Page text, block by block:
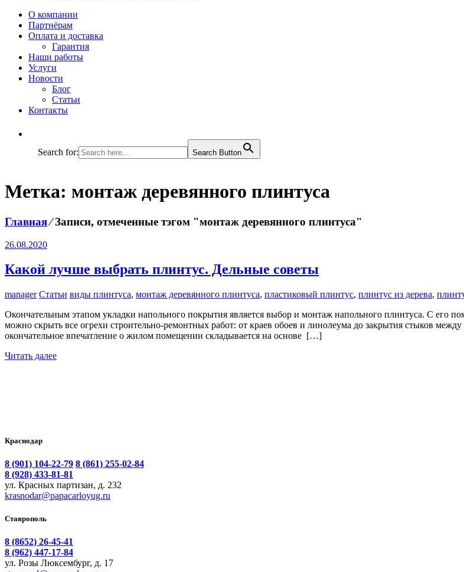
О компании
Партнёрам
Оплата и доставка
Гарантия
Наши работы
Услуги
Новости
Блог
Статьи
Контакты
Search for: Search Button
Метка: монтаж деревянного плинтуса
Главная⁄Записи, отмеченные тэгом "монтаж деревянного плинтуса"
26.08.2020
Какой лучше выбрать плинтус. Дельные советы
manager Статьи виды плинтуса, монтаж деревянного плинтуса, пластиковый плинтус, плинтус из дерева,
Окончательным этапом укладки напольного покрытия является выбор и монтаж напольного плинтуса. С его
можно скрыть все огрехи строительно-ремонтных работ: от краев обоев и линолеума до закрытия стыков
окончательное впечатление о жилом помещении складывается на основе […]
Читать далее
Краснодар
8 (901) 104-22-79 8 (861) 255-02-84
8 (928) 433-81-81
ул. Красных партизан, д. 232
krasnodar@papacarloyug.ru
Ставрополь
8 (8652) 26-45-41
8 (962) 447-17-84
ул. Розы Люксембург, д. 17